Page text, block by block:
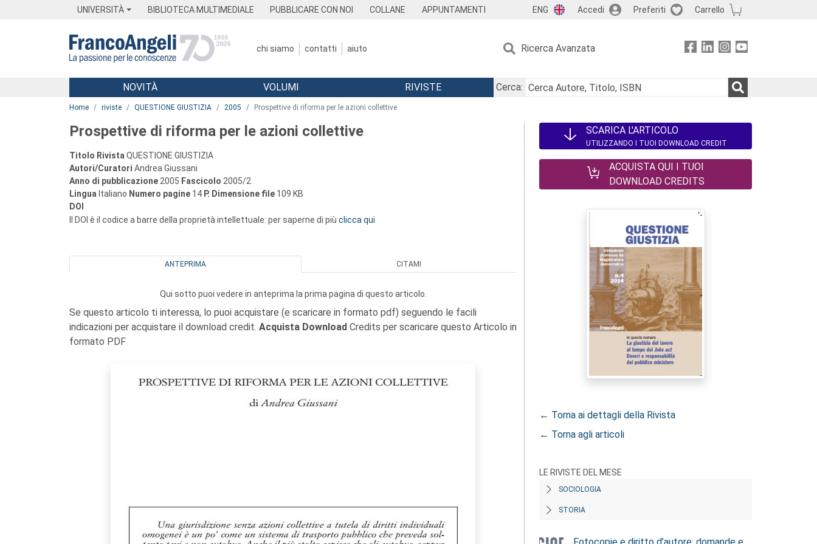
UNIVERSITÀ BIBLIOTECA MULTIMEDIALE PUBBLICARE CON NOI COLLANE APPUNTAMENTI ENG Accedi Preferiti Carrello
chi siamo contatti aiuto Ricerca Avanzata
Menu
NOVITÀ VOLUMI RIVISTE
Cerca:
Home riviste QUESTIONE GIUSTIZIA 2005 Prospettive di riforma per le azioni collettive
Prospettive di riforma per le azioni collettive
Titolo Rivista QUESTIONE GIUSTIZIA
Autori/Curatori Andrea Giussani
Anno di pubblicazione 2005 Fascicolo 2005/2
Lingua Italiano Numero pagine 14 P. Dimensione file 109 KB
DOI
Il DOI è il codice a barre della proprietà intellettuale: per saperne di più clicca qui
ANTEPRIMA CITAMI
Qui sotto puoi vedere in anteprima la prima pagina di questo articolo.
Se questo articolo ti interessa, lo puoi acquistare (e scaricare in formato pdf) seguendo le facili
indicazioni per acquistare il download credit. Acquista Download Credits per scaricare questo Articolo in
formato PDF
SCARICA L'ARTICOLO
UTILIZZANDO I TUOI DOWNLOAD CREDIT
ACQUISTA QUI I TUOI
DOWNLOAD CREDITS
← Torna ai dettagli della Rivista
← Torna agli articoli
LE RIVISTE DEL MESE
SOCIOLOGIA
STORIA